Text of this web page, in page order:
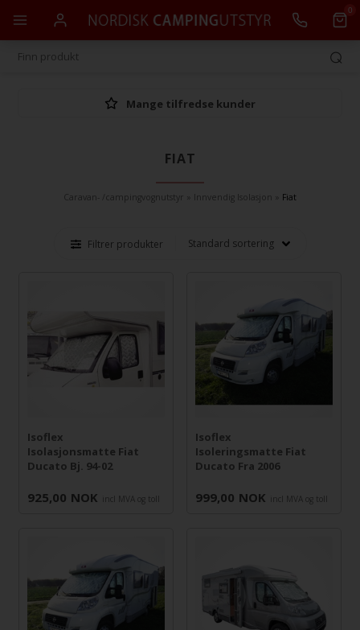
0
Mange tilfredse kunder
FIAT
Caravan- /campingvognutstyr Innvendig Isolasjon Fiat
Filtrer produkter
Isoflex
Isolasjonsmatte Fiat
Ducato Bj. 94-02
925,00 NOK incl MVA og toll
Isoflex
Isoleringsmatte Fiat
Ducato Fra 2006
999,00 NOK incl MVA og toll